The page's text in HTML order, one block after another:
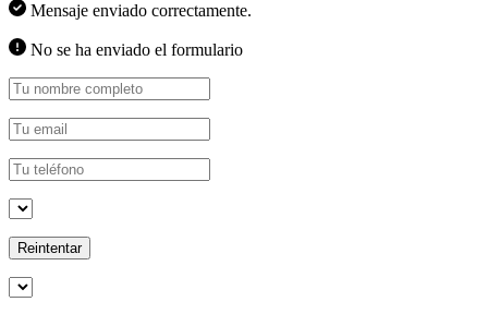
Mensaje enviado correctamente.
No se ha enviado el formulario
Reintentar